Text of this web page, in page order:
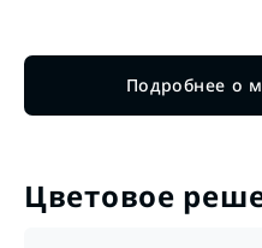
Подробнее о
Цветовое